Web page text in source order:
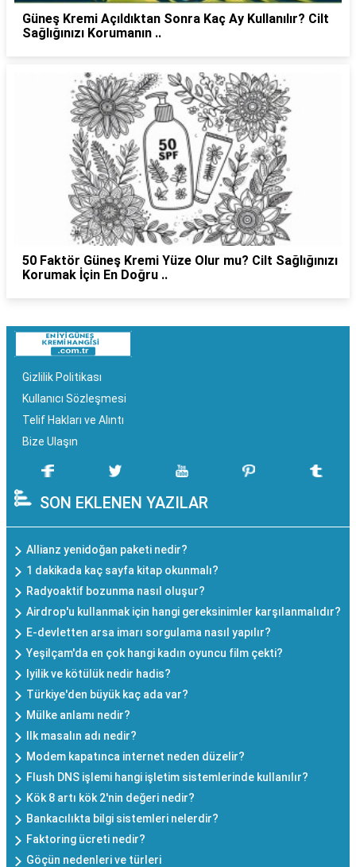
Güneş Kremi Açıldıktan Sonra Kaç Ay Kullanılır? Cilt
Sağlığınızı Korumanın ..
50 Faktör Güneş Kremi Yüze Olur mu? Cilt Sağlığınızı
Korumak İçin En Doğru ..
Gizlilik Politikası
Kullanıcı Sözleşmesi
Telif Hakları ve Alıntı
Bize Ulaşın
SON EKLENEN YAZILAR
Allianz yenidoğan paketi nedir?
1 dakikada kaç sayfa kitap okunmalı?
Radyoaktif bozunma nasıl oluşur?
Airdrop'u kullanmak için hangi gereksinimler karşılanmalıdır?
E-devletten arsa imarı sorgulama nasıl yapılır?
Yeşilçam'da en çok hangi kadın oyuncu film çekti?
Iyilik ve kötülük nedir hadis?
Türkiye'den büyük kaç ada var?
Mülke anlamı nedir?
Ilk masalın adı nedir?
Modem kapatınca internet neden düzelir?
Flush DNS işlemi hangi işletim sistemlerinde kullanılır?
Kök 8 artı kök 2'nin değeri nedir?
Bankacılıkta bilgi sistemleri nelerdir?
Faktoring ücreti nedir?
Göçün nedenleri ve türleri